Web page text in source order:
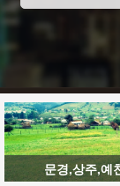
문경,상주,예